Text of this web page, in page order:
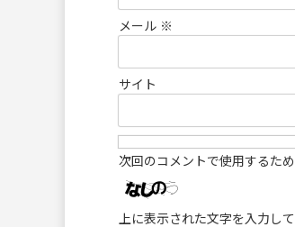
メール ※
サイト
次回のコメントで使用するた
上に表示された文字を入力して